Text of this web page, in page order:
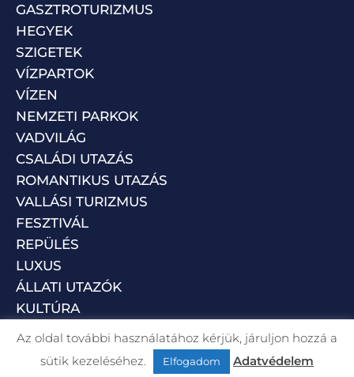
GASZTROTURIZMUS
HEGYEK
SZIGETEK
VÍZPARTOK
VÍZEN
NEMZETI PARKOK
VADVILÁG
CSALÁDI UTAZÁS
ROMANTIKUS UTAZÁS
VALLÁSI TURIZMUS
FESZTIVÁL
REPÜLÉS
LUXUS
ÁLLATI UTAZÓK
KULTÚRA
Az oldal további használatához kérjük, járuljon hozzá a
sütik kezeléséhez.
Elfogadom Adatvédelem